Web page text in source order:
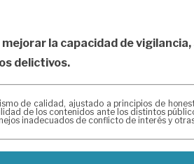
mejorar la capacidad de
delictivos.
de calidad, ajustado a principios de
de los contenidos ante los distintos
inadecuados de conflicto de interés y